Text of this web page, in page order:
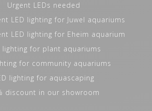
Urgent LEDs needed
LED lighting for Juwel aquariums
LED lighting for Eheim aquarium
lighting for plant aquariums
for community aquariums
lighting for aquascaping
discount in our showroom